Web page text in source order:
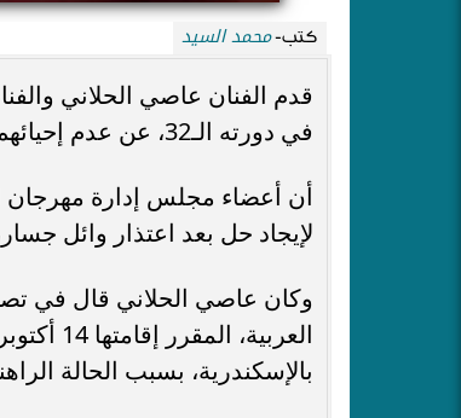
كتب-محمد السيد
قدم الفنان عاصي الحلاني
في دورته الـ32، عن عدم إحيائهم حفلات هذا العام، بسبب الأحداث في لبنان، خلال الأيام الماضية.
أن أعضاء مجلس إدارة مهرجان
لإيجاد حل بعد اعتذار وائل
وكان عاصي الحلاني قال في
بالإسكندرية، بسبب الحالة